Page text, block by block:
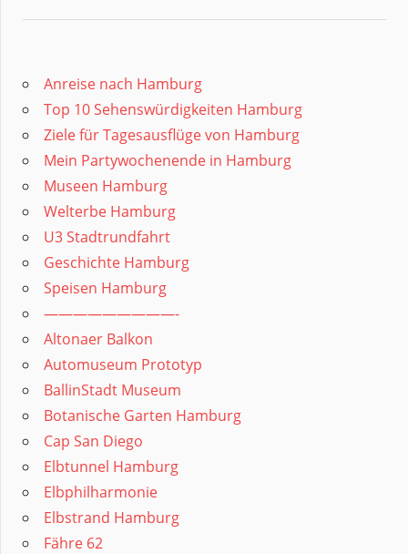
Anreise nach Hamburg
Top 10 Sehenswürdigkeiten Hamburg
Ziele für Tagesausflüge von Hamburg
Mein Partywochenende in Hamburg
Museen Hamburg
Welterbe Hamburg
U3 Stadtrundfahrt
Geschichte Hamburg
Speisen Hamburg
—————————-
Altonaer Balkon
Automuseum Prototyp
BallinStadt Museum
Botanische Garten Hamburg
Cap San Diego
Elbtunnel Hamburg
Elbphilharmonie
Elbstrand Hamburg
Fähre 62